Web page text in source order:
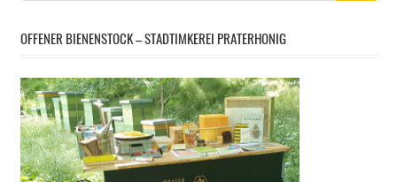
OFFENER BIENENSTOCK – STADTIMKEREI PRATERHONIG